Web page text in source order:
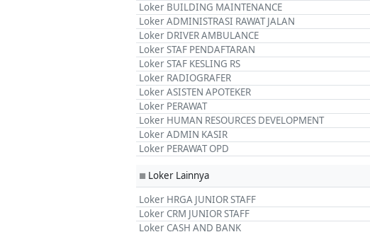
Loker BUILDING MAINTENANCE
Loker ADMINISTRASI RAWAT JALAN
Loker DRIVER AMBULANCE
Loker STAF PENDAFTARAN
Loker STAF KESLING RS
Loker RADIOGRAFER
Loker ASISTEN APOTEKER
Loker PERAWAT
Loker HUMAN RESOURCES DEVELOPMENT
Loker ADMIN KASIR
Loker PERAWAT OPD
■ Loker Lainnya
Loker HRGA JUNIOR STAFF
Loker CRM JUNIOR STAFF
Loker CASH AND BANK